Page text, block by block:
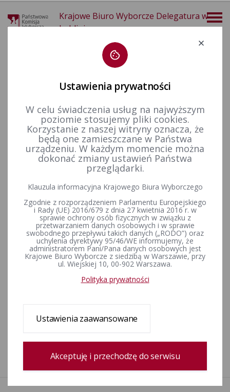
Krajowe Biuro Wyborcze Delegatura w
Lublinie
Wybory samorządowe i referenda lokalne Wybory i referenda w toku kadencji
Kadencja 2010-2014
Zmiany w składach
Zmiany w składzie Rady Powiatu w Lubartowie w toku kadencji w latach 2010-2014
Zmiany w składzie Rady
Powiatu w Lubartowie w toku
kadencji w latach 2010-2014
ZAŁĄCZNIKI
zmiany_w_skladzie_Rady_Powiatu_w_Lubartowie.xls [brak opisu]
2013 r.pdf [brak opisu]
Bartosz Goździk
Ustawienia prywatności
W celu świadczenia usług na najwyższym
poziomie stosujemy pliki cookies.
Korzystanie z naszej witryny oznacza, że
będą one zamieszczane w Państwa
urządzeniu. W każdym momencie można
dokonać zmiany ustawień Państwa
przeglądarki.
Klauzula informacyjna Krajowego Biura Wyborczego
Zgodnie z rozporządzeniem Parlamentu Europejskiego
i Rady (UE) 2016/679 z dnia 27 kwietnia 2016 r. w
sprawie ochrony osób fizycznych w związku z
przetwarzaniem danych osobowych i w sprawie
swobodnego przepływu takich danych („RODO”) oraz
uchylenia dyrektywy 95/46/WE informujemy, że
administratorem Pani/Pana danych osobowych jest
Krajowe Biuro Wyborcze z siedzibą w Warszawie, przy
ul. Wiejskiej 10, 00-902 Warszawa.
Polityka prywatności
Ustawienia zaawansowane
Akceptuję i przechodzę do serwisu